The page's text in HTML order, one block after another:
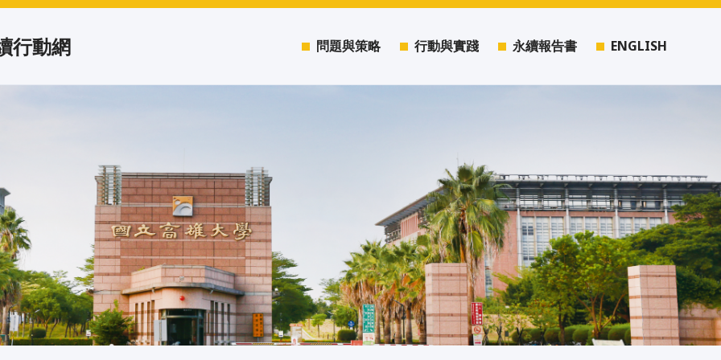
行動網 問題與策略 行動與實踐 永續報告書 ENGLISH